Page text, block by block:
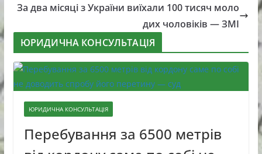
За два місяці з України виїхали 100 тисяч моло
дих чоловіків — ЗМІ
ЮРИДИЧНА КОНСУЛЬТАЦІЯ
ЮРИДИЧНА КОНСУЛЬТАЦІЯ
Перебування за 6500 метрів